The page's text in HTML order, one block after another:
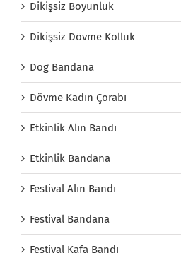
Dikişsiz Boyunluk
Dikişsiz Dövme Kolluk
Dog Bandana
Dövme Kadın Çorabı
Etkinlik Alın Bandı
Etkinlik Bandana
Festival Alın Bandı
Festival Bandana
Festival Kafa Bandı